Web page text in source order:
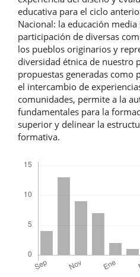
educativa para el ciclo
Nacional: la educación
participación de diversas
los pueblos originarios y
diversidad étnica de nuestro
propuestas generadas como
el intercambio de
comunidades, permite a la
fundamentales para la
superior y delinear la
formativa.